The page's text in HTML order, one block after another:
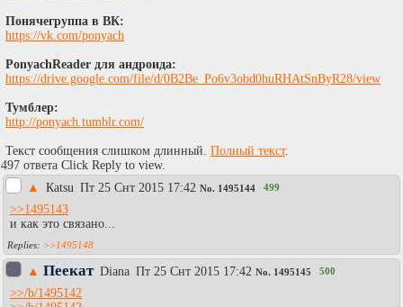
Понячегруппа в ВК:
https://vk.com/ponyach
PonyachReader для андроида:
https://drive.google.com/file/d/0B2Be_Po6v3obd0huRHAtSnByR28/view
Тумблер:
http://ponyach.tumblr.com/
Текст сообщения слишком длинный. Полный текст.
497 ответа Click Reply to view.
▲
Каtsu Пт 25 Снт 2015 17:42 No. 1495144 499
>>1495143
и как это связано...
>>1495148
▲ Пеекат Diаna Пт 25 Снт 2015 17:42 No. 1495145 500
>>/b/1495142